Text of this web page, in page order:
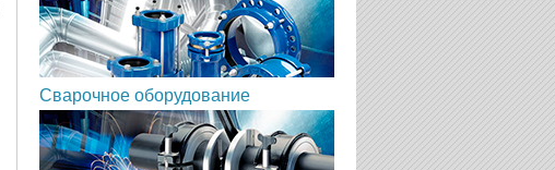
Сварочное оборудование